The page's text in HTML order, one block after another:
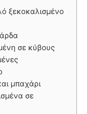
ξεκοκαλισμένο
σε κύβους
μπαχάρι
σε